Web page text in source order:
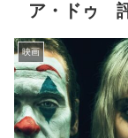
ア・ドゥ
映画